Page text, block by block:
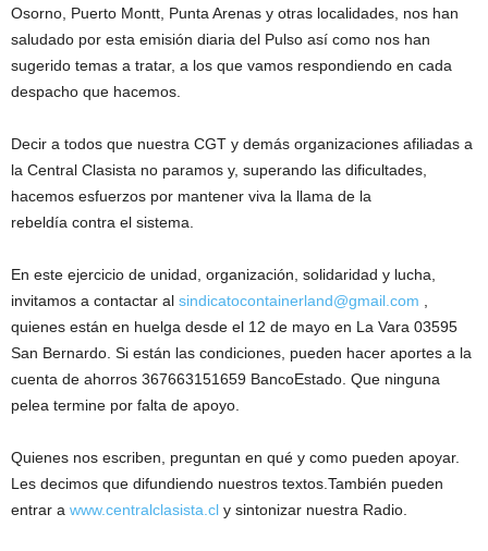
Osorno, Puerto Montt, Punta Arenas y otras localidades, nos han
saludado por esta emisión diaria del Pulso así como nos han
sugerido temas a tratar, a los que vamos respondiendo en cada
despacho que hacemos.
Decir a todos que nuestra CGT y demás organizaciones afiliadas a
la Central Clasista no paramos y, superando las dificultades,
hacemos esfuerzos por mantener viva la llama de la
rebeldía contra el sistema.
En este ejercicio de unidad, organización, solidaridad y lucha,
invitamos a contactar al sindicatocontainerland@gmail.com
quienes están en huelga desde el 12 de mayo en La Vara 03595
San Bernardo. Si están las condiciones, pueden hacer aportes a la
cuenta de ahorros 367663151659 BancoEstado. Que ninguna
pelea termine por falta de apoyo.
Quienes nos escriben, preguntan en qué y como pueden apoyar.
Les decimos que difundiendo nuestros textos.También pueden
entrar a www.centralclasista.cl y sintonizar nuestra Radio.